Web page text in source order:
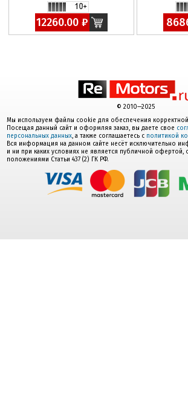
12260.00 ₽
© 2010—2025
Мы используем файлы cookie для обеспечения корректной
Посещая данный сайт и оформляя заказ, вы даете свое
персональных данных, а также соглашаетесь с политикой
Вся информация на данном сайте несёт исключительно
и ни при каких условиях не является публичной офертой,
положениями Статьи 437 (2) ГК РФ.